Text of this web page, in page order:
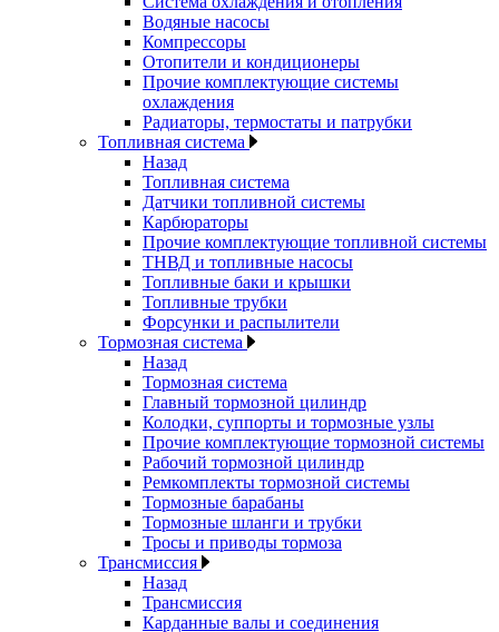
Водяные насосы
Компрессоры
Отопители и кондиционеры
Прочие комплектующие системы
охлаждения
Радиаторы, термостаты и патрубки
Топливная система
Назад
Топливная система
Датчики топливной системы
Карбюраторы
Прочие комплектующие топливной системы
ТНВД и топливные насосы
Топливные баки и крышки
Топливные трубки
Форсунки и распылители
Тормозная система
Назад
Тормозная система
Главный тормозной цилиндр
Колодки, суппорты и тормозные узлы
Прочие комплектующие тормозной системы
Рабочий тормозной цилиндр
Ремкомплекты тормозной системы
Тормозные барабаны
Тормозные шланги и трубки
Тросы и приводы тормоза
Трансмиссия
Назад
Трансмиссия
Карданные валы и соединения